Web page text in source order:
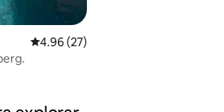
Calificación promedio: 4.96 de 5, 27
4.96 (27)